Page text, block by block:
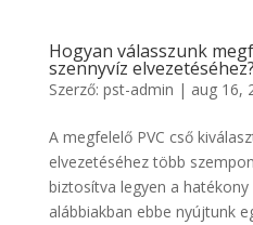
Hogyan válasszunk
szennyvíz elvezetéséhez?
Szerző: pst-admin | aug 16,
A megfelelő PVC cső
elvezetéséhez több
biztosítva legyen a
alábbiakban ebbe nyújtunk